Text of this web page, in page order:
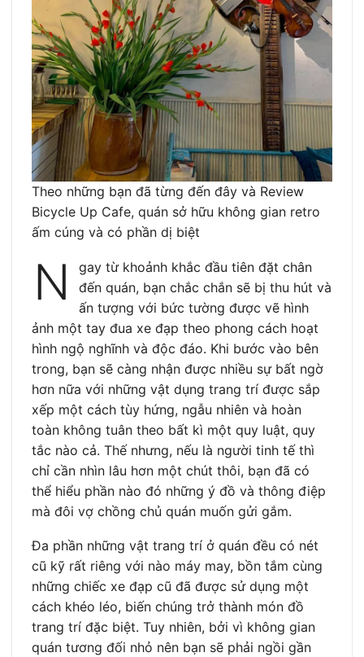
Theo những bạn đã từng đến đây và Review
Bicycle Up Cafe, quán sở hữu không gian retro
ấm cúng và có phần dị biệt
N
gay từ khoảnh khắc đầu tiên đặt chân
đến quán, bạn chắc chắn sẽ bị thu hút và
ấn tượng với bức tường được vẽ hình
ảnh một tay đua xe đạp theo phong cách hoạt
hình ngộ nghĩnh và độc đáo. Khi bước vào bên
trong, bạn sẽ càng nhận được nhiều sự bất ngờ
hơn nữa với những vật dụng trang trí được sắp
xếp một cách tùy hứng, ngẫu nhiên và hoàn
toàn không tuân theo bất kì một quy luật, quy
tắc nào cả. Thế nhưng, nếu là người tinh tế thì
chỉ cần nhìn lâu hơn một chút thôi, bạn đã có
thể hiểu phần nào đó những ý đồ và thông điệp
mà đôi vợ chồng chủ quán muốn gửi gắm.
Đa phần những vật trang trí ở quán đều có nét
cũ kỹ rất riêng với nào máy may, bồn tắm cùng
những chiếc xe đạp cũ đã được sử dụng một
cách khéo léo, biến chúng trở thành món đồ
trang trí đặc biệt. Tuy nhiên, bởi vì không gian
quán tương đối nhỏ nên bạn sẽ phải ngồi gần